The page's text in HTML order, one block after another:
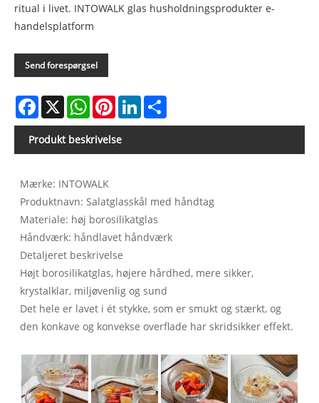
ritual i livet. INTOWALK glas husholdningsprodukter e-
handelsplatform
Send forespørgsel
Facebook
X WhatsAppPinterestLinkedIn
Produkt beskrivelse
Mærke: INTOWALK
Produktnavn: Salatglasskål med håndtag
Materiale: høj borosilikatglas
Håndværk: håndlavet håndværk
Detaljeret beskrivelse
Højt borosilikatglas, højere hårdhed, mere sikker,
krystalklar, miljøvenlig og sund
Det hele er lavet i ét stykke, som er smukt og stærkt, og
den konkave og konvekse overflade har skridsikker effekt.